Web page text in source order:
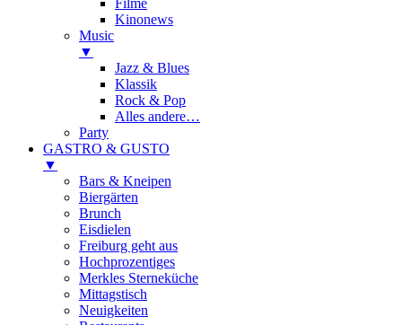
Filme
Kinonews
Music
▼
Jazz & Blues
Klassik
Rock & Pop
Alles andere…
Party
GASTRO & GUSTO
▼
Bars & Kneipen
Biergärten
Brunch
Eisdielen
Freiburg geht aus
Hochprozentiges
Merkles Sterneküche
Mittagstisch
Neuigkeiten